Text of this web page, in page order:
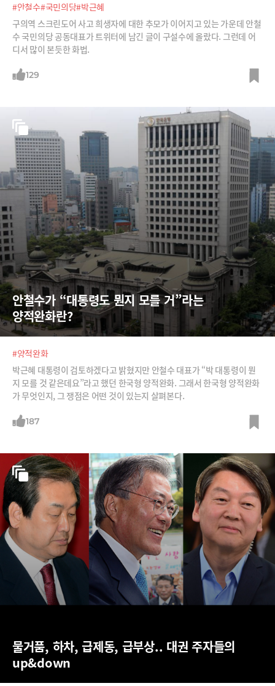
#안철수#국민의당#박근혜
구의역 스크린도어 사고 희생자에 대한 추모가 이어지고 있는 가운데 안철
수 국민의당 공동대표가 트위터에 남긴 글이 구설수에 올랐다. 그런데 어
디서 많이 본듯한 화법.
129
안철수가 “대통령도 뭔지 모를 거”라는
양적완화란?
#양적완화
박근혜 대통령이 검토하겠다고 밝혔지만 안철수 대표가 “박 대통령이 뭔
지 모를 것 같은데요”라고 했던 한국형 양적완화. 그래서 한국형 양적완화
가 무엇인지, 그 쟁점은 어떤 것이 있는지 살펴본다.
187
물거품, 하차, 급제동, 급부상.. 대권 주자들의
up&down